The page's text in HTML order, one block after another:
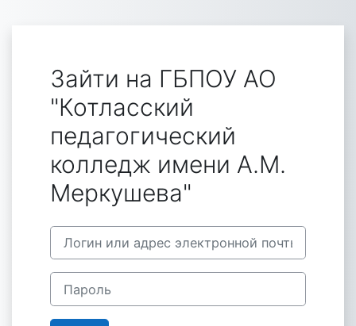
Зайти на ГБПОУ АО
"Котласский
педагогический
колледж имени А.М.
Меркушева"
Пропустить и перейти к созданию новой учетной
Логин или адрес электронной почты
Пароль